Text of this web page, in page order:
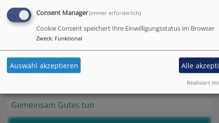
zum Schlichtungsverfahren finden Sie unter:
https://www.schlichtungsstelle-bgg.de
Stand: 15.01.2026
Gemeinsam Gutes tun
Consent Manager(immer erforderlich)
Cookie Consent speichert Ihre Einwilligungsstatus im Browser
Zweck: Funktional
Auswahl akzeptieren Alle
Realisiert